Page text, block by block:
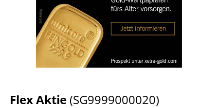
Flex Aktie (SG9999000020)